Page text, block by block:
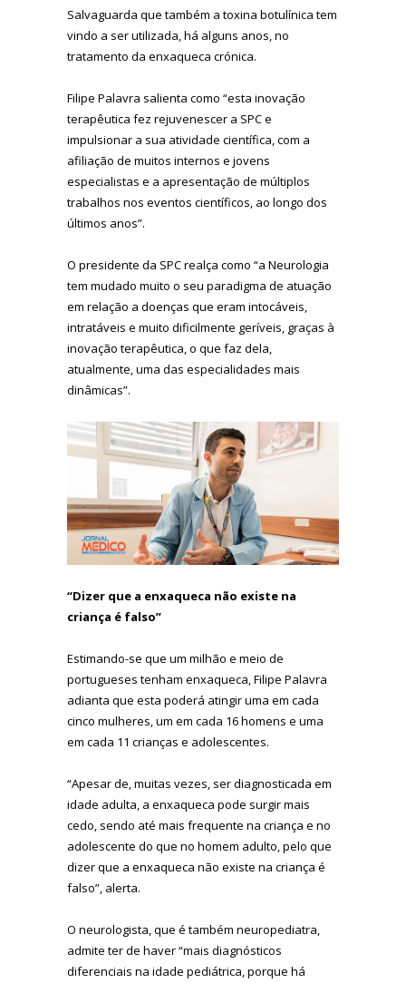
Salvaguarda que também a toxina botulínica tem
vindo a ser utilizada, há alguns anos, no
tratamento da enxaqueca crónica.
Filipe Palavra salienta como “esta inovação
terapêutica fez rejuvenescer a SPC e
impulsionar a sua atividade científica, com a
afiliação de muitos internos e jovens
especialistas e a apresentação de múltiplos
trabalhos nos eventos científicos, ao longo dos
últimos anos”.
O presidente da SPC realça como “a Neurologia
tem mudado muito o seu paradigma de atuação
em relação a doenças que eram intocáveis,
intratáveis e muito dificilmente geríveis, graças à
inovação terapêutica, o que faz dela,
atualmente, uma das especialidades mais
dinâmicas”.
“Dizer que a enxaqueca não existe na
criança é falso”
Estimando-se que um milhão e meio de
portugueses tenham enxaqueca, Filipe Palavra
adianta que esta poderá atingir uma em cada
cinco mulheres, um em cada 16 homens e uma
em cada 11 crianças e adolescentes.
“Apesar de, muitas vezes, ser diagnosticada em
idade adulta, a enxaqueca pode surgir mais
cedo, sendo até mais frequente na criança e no
adolescente do que no homem adulto, pelo que
dizer que a enxaqueca não existe na criança é
falso”, alerta.
O neurologista, que é também neuropediatra,
admite ter de haver “mais diagnósticos
diferenciais na idade pediátrica, porque há